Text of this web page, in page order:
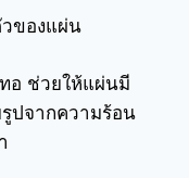
วของแผ่น
อ ช่วยให้แผ่นมี
ปจากความร้อน